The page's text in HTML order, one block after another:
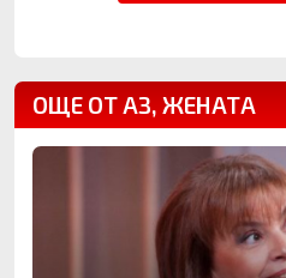
ОЩЕ ОТ АЗ, ЖЕНАТА